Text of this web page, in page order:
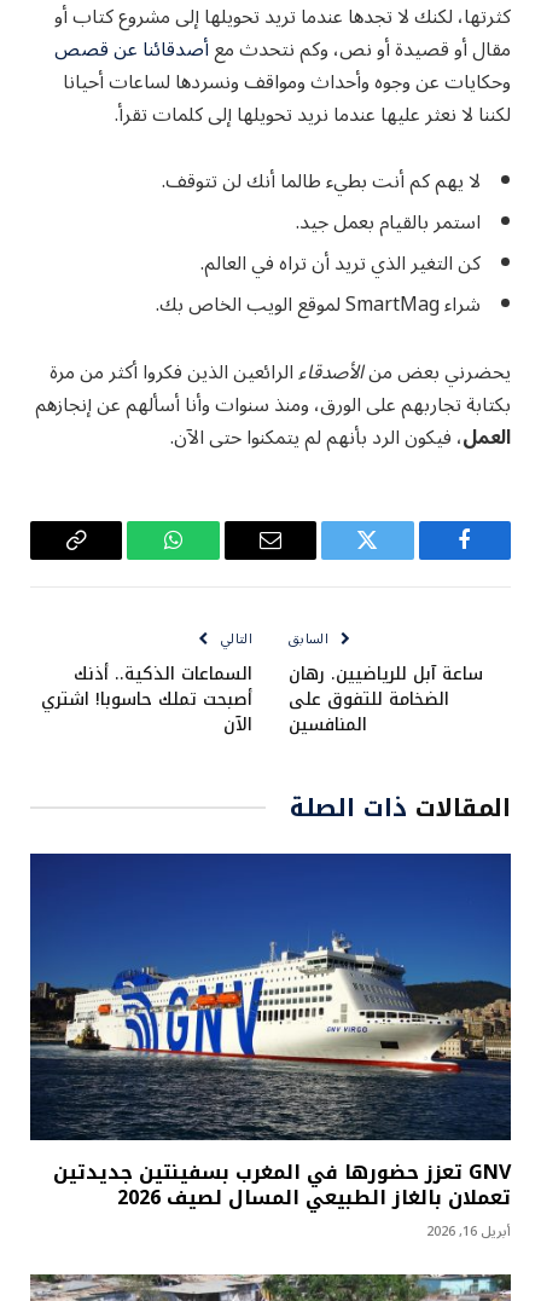
كثرتها، لكنك لا تجدها عندما تريد تحويلها إلى مشروع كتاب أو
مقال أو قصيدة أو نص، وكم نتحدث معأصدقائنا عن قصص
وحكايات عن وجوه وأحداث ومواقف ونسردها لساعات أحيانا
لكننا لا نعثر عليها عندما نريد تحويلها إلى كلمات تقرأ.
لا يهم كم أنت بطيء طالما أنك لن تتوقف.
استمر بالقيام بعمل جيد.
كن التغير الذي تريد أن تراه في العالم.
شراء SmartMag لموقع الويب الخاص بك.
يحضرني بعض منالأصدقاءالرائعين الذين فكروا أكثر من مرة
بكتابة تجاربهم على الورق، ومنذ سنوات وأنا أسألهم عن إنجازهم
العمل، فيكون الرد بأنهم لم يتمكنوا حتى الآن.
فيسبوك تويتر
البريد
واتساب
Copy
السابق
ساعة آبل للرياضيين. رهان
الضخامة للتفوق على
المنافسين
التالي
السماعات الذكية.. أذنك
أصبحت تملك حاسوبا! اشتري
الآن
المقالات ذات الصلة
GNV تعزز حضورها في المغرب بسفينتين جديدتين
تعملان بالغاز الطبيعي المسال لصيف 2026
أبريل 16, 2026